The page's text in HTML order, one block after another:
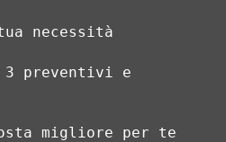
necessità
preventivi e
migliore per te